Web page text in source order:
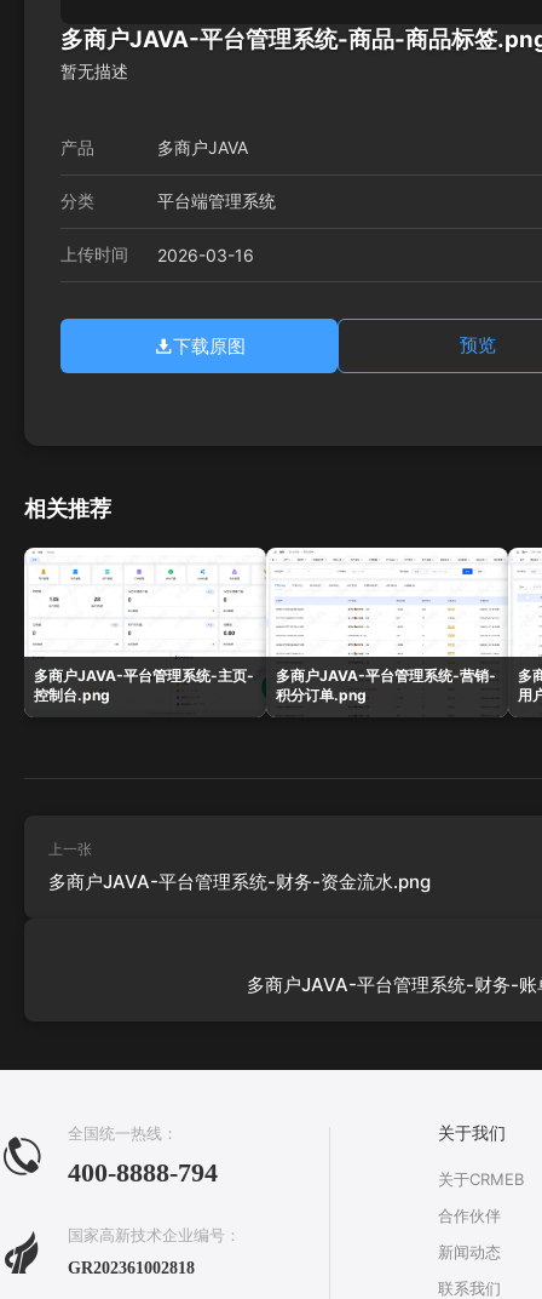
多商户JAVA-平台管理系统-商品-商品标签
暂无描述
产品 多商户JAVA
分类 平台端管理系统
上传时间 2026-03-16
下载原图 预览
相关推荐
多商户JAVA-平台管理系统-主页-
控制台.png
多商户JAVA-平台管理系统-营销-
积分订单.png
多
用
上一张
多商户JAVA-平台管理系统-财务-资金流水.png
多商户JAVA-平台管理系统-财务-
全国统一热线：
400-8888-794
国家高新技术企业编号：
GR202361002818
关于我们
关于CRMEB
合作伙伴
新闻动态
联系我们